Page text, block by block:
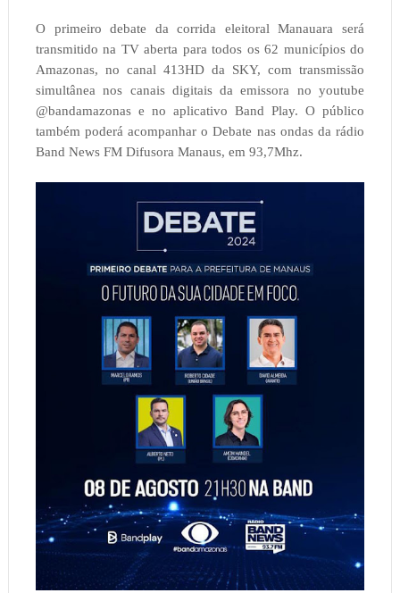
O primeiro debate da corrida eleitoral Manauara será
transmitido na TV aberta para todos os 62 municípios do
Amazonas, no canal 413HD da SKY, com transmissão
simultânea nos canais digitais da emissora no youtube
@bandamazonas e no aplicativo Band Play. O público
também poderá acompanhar o Debate nas ondas da rádio
Band News FM Difusora Manaus, em 93,7Mhz.